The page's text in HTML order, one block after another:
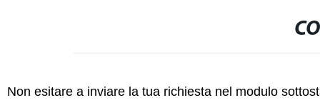
Non esitare a inviare la tua richiesta nel modulo